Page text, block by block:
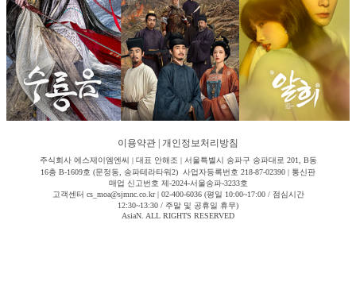
이용약관 개인정보처리방침
주식회사 에스제이엠엔씨 | 대표 안해조 | 서울특별시 송파구 송파대로 201, B동
16층 B-1609호 (문정동, 송파테라타워2) 사업자등록번호 218-87-02390 | 통신판
매업 신고번호 제-2024-서울송파-3233호
고객센터 cs_moa@sjmnc.co.kr | 02-400-6036 (평일 10:00~17:00 / 점심시간
12:30~13:30 / 주말 및 공휴일 휴무)
AsiaN. ALL RIGHTS RESERVED